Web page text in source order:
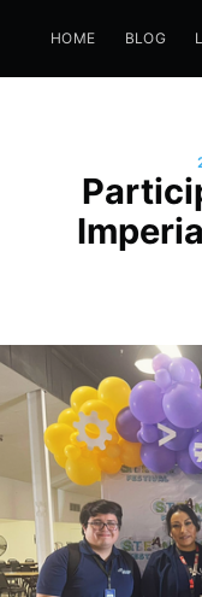
HOME BLOG